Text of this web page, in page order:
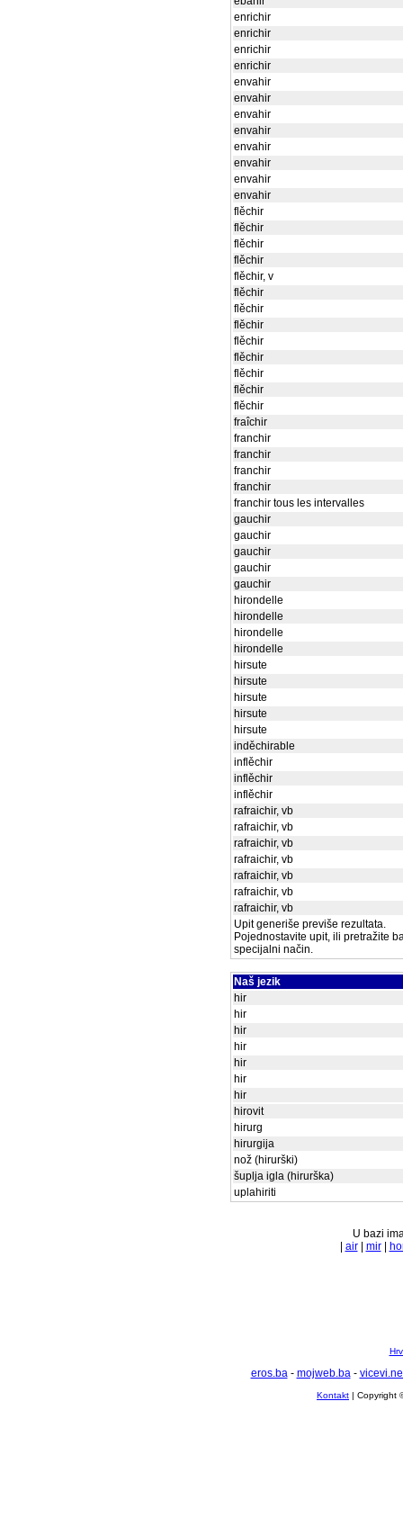
enrichir
enrichir
enrichir
enrichir
envahir
envahir
envahir
envahir
envahir
envahir
envahir
envahir
flěchir
flěchir
flěchir
flěchir
flěchir, v
flěchir
flěchir
flěchir
flěchir
flěchir
flěchir
flěchir
flěchir
fraîchir
franchir
franchir
franchir
franchir
franchir tous les intervalles
gauchir
gauchir
gauchir
gauchir
gauchir
hirondelle
hirondelle
hirondelle
hirondelle
hirsute
hirsute
hirsute
hirsute
hirsute
inděchirable
inflěchir
inflěchir
inflěchir
rafraichir, vb
rafraichir, vb
rafraichir, vb
rafraichir, vb
rafraichir, vb
rafraichir, vb
rafraichir, vb
Upit generiše previše rezultata.
Pojednostavite upit, ili pretražite
specijalni način.
Naš jezik
hir
hir
hir
hir
hir
hir
hir
hirovit
hirurg
hirurgija
nož (hirurški)
šuplja igla (hirurška)
uplahiriti
U bazi
air| mir|
eros.ba- mojweb.ba-
Kontakt | Copyright